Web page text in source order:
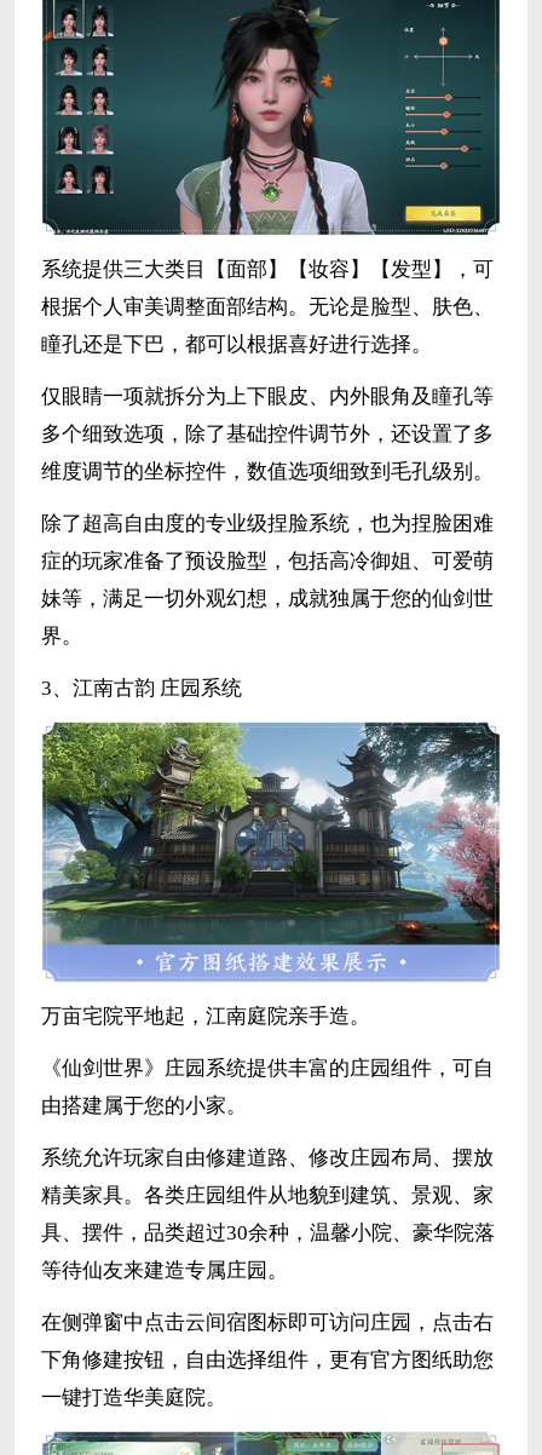
系统提供三大类目【面部】【妆容】【发型】，可
根据个人审美调整面部结构。无论是脸型、肤色、
瞳孔还是下巴，都可以根据喜好进行选择。
仅眼睛一项就拆分为上下眼皮、内外眼角及瞳孔等
多个细致选项，除了基础控件调节外，还设置了多
维度调节的坐标控件，数值选项细致到毛孔级别。
除了超高自由度的专业级捏脸系统，也为捏脸困难
症的玩家准备了预设脸型，包括高冷御姐、可爱萌
妹等，满足一切外观幻想，成就独属于您的仙剑世
界。
3、江南古韵 庄园系统
万亩宅院平地起，江南庭院亲手造。
《仙剑世界》庄园系统提供丰富的庄园组件，可自
由搭建属于您的小家。
系统允许玩家自由修建道路、修改庄园布局、摆放
精美家具。各类庄园组件从地貌到建筑、景观、家
具、摆件，品类超过30余种，温馨小院、豪华院落
等待仙友来建造专属庄园。
在侧弹窗中点击云间宿图标即可访问庄园，点击右
下角修建按钮，自由选择组件，更有官方图纸助您
一键打造华美庭院。